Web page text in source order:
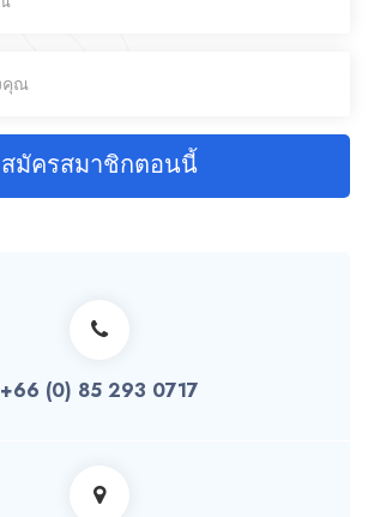
สมัครสมาชิกตอนนี้
+66 (0) 85 293 0717